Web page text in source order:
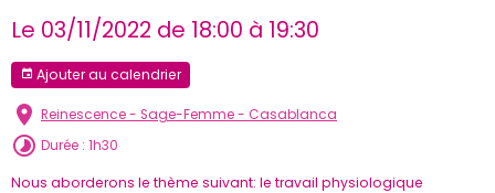
Le 03/11/2022 de 18:00 à 19:30
Ajouter au calendrier
Reinescence - Sage-Femme - Casablanca
Durée : 1h30
Nous aborderons le thème suivant: le travail physiologique